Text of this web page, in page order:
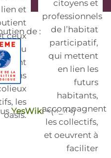
et
ceux
ou
dans
les
oasis.
citoyens et
professionnels
de l’habitat
participatif,
qui mettent
en lien les
futurs
habitants,
accompagnent
les collectifs,
et oeuvrent à
faciliter
de :
YesWiki<(^_^<)